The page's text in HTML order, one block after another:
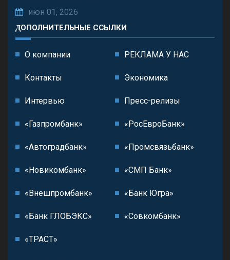
июн 01, 2026
ДОПОЛНИТЕЛЬНЫЕ ССЫЛКИ
О компании РЕКЛАМА У НАС
Контакты Экономика
Интервью Пресс-релизы
«Газпромбанк» «РосЕвроБанк»
«Автоградбанк» «Промсвязьбанк»
«Новикомбанк» «СМП Банк»
«Внешпромбанк» «Банк Югра»
«Банк ГЛОБЭКС» «Совкомбанк»
«ТРАСТ»